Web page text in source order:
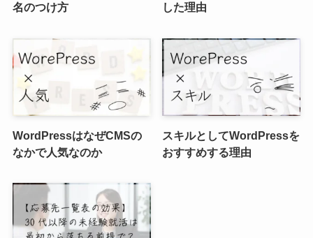
名のつけ方
した理由
WordPressはなぜCMSの
なかで人気なのか
スキルとしてWordPressを
おすすめする理由